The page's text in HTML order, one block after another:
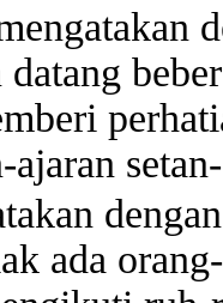
datang
ajaran
ada